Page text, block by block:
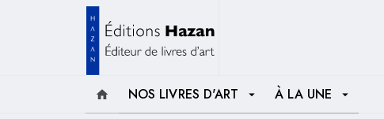
MENU RECHERCHE
home NOS LIVRES D'ART arrow_drop_down À LA UNE arrow_drop_down